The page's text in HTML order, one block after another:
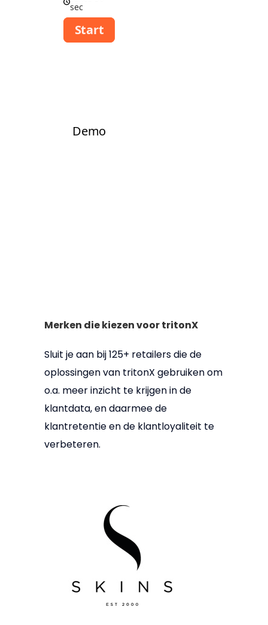
Merken die kiezen voor tritonX
Sluit je aan bij 125+ retailers die de
oplossingen van tritonX gebruiken om
o.a. meer inzicht te krijgen in de
klantdata, en daarmee de
klantretentie en de klantloyaliteit te
verbeteren.